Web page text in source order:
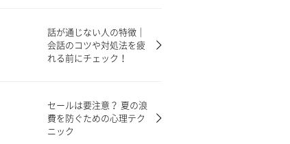
話が通じない人の特徴｜
会話のコツや対処法を疲
れる前にチェック！
セールは要注意？ 夏の浪
費を防ぐための心理テク
ニック